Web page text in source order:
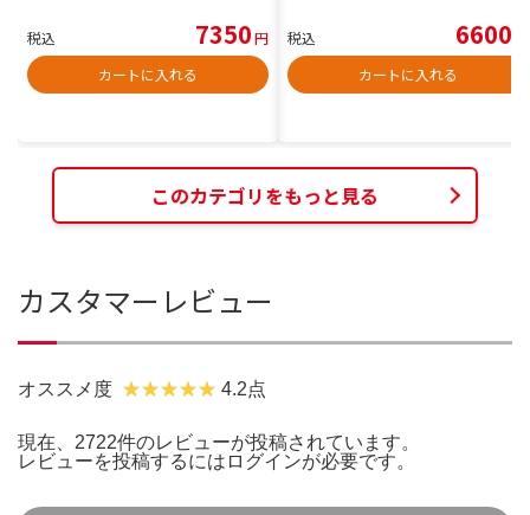
税込 7350円
カートに入れる
税込 6600
カートに入れる
このカテゴリをもっと見る
カスタマーレビュー
オススメ度 4.2点
現在、2722件のレビューが投稿されています。
レビューを投稿するには ログインが必要です。